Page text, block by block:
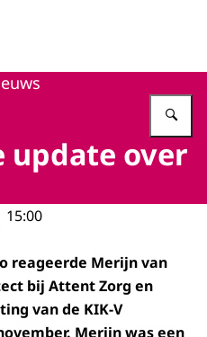
update over
15:00
reageerde Merijn van
bij Attent Zorg en
van de KIK-V
Merijn was een